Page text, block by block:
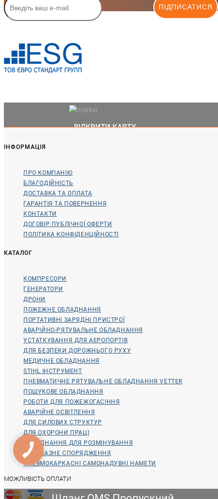
ПІДПИСАТИСЯ
ВІДКРИТИ КАРТУ
ІНФОРМАЦІЯ
ПРО КОМПАНІЮ
БЛАГОДІЙНІСТЬ
ДОСТАВКА ТА ОПЛАТА
ГАРАНТІЯ ТА ПОВЕРНЕННЯ
КОНТАКТИ
ДОГОВІР ПУБЛІЧНОЇ ОФЕРТИ
ПОЛІТИКА КОНФІДЕНЦІЙНОСТІ
КАТАЛОГ
КОМПРЕСОРИ
ГЕНЕРАТОРИ
ДРОНИ
ПОЖЕЖНЕ ОБЛАДНАННЯ
ПОРТАТИВНІ ЗАРЯДНІ ПРИСТРОЇ
АВАРІЙНО-РЯТУВАЛЬНЕ ОБЛАДНАННЯ
УСТАТКУВАННЯ ДЛЯ АЕРОПОРТІВ
ДЛЯ БЕЗПЕКИ ДОРОЖНЬОГО РУХУ
МЕДИЧНЕ ОБЛАДНАННЯ
STIHL ІНСТРУМЕНТ
ПНЕВМАТИЧНЕ РЯТУВАЛЬНЕ ОБЛАДНАННЯ VETTER
ПОШУКОВЕ ОБЛАДНАННЯ
РОБОТИ ДЛЯ ПОЖЕЖОГАСІННЯ
АВАРІЙНЕ ОСВІТЛЕННЯ
ДЛЯ СИЛОВИХ СТРУКТУР
ДЛЯ ОХОРОНИ ПРАЦІ
ОБЛАДНАННЯ ДЛЯ РОЗМІНУВАННЯ
ВОДОЛАЗНЕ СПОРЯДЖЕННЯ
ПНЕВМОКАРКАСНІ САМОНАДУВНІ НАМЕТИ
МОЖЛИВІСТЬ ОПЛАТИ